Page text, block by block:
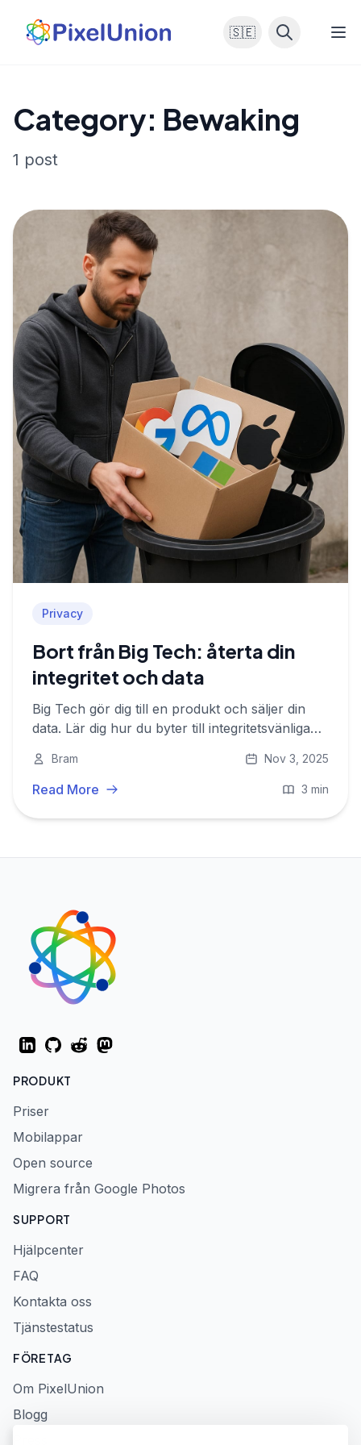
🇸🇪
Category: Bewaking
1 post
Privacy
Bort från Big Tech: återta din
integritet och data
Big Tech gör dig till en produkt och säljer din
data. Lär dig hur du byter till integritetsvänliga
digitala liv.
Bram Nov 3, 2025
Read More 3 min
LinkedInGitHubRedditMastodon
PRODUKT
Priser
Mobilappar
Open source
Migrera från Google Photos
SUPPORT
Hjälpcenter
FAQ
Kontakta oss
Tjänstestatus
FÖRETAG
Om PixelUnion
Blogg